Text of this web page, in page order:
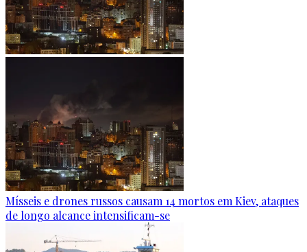
Mísseis e drones russos causam 14 mortos em Kiev, ataques
de longo alcance intensificam-se